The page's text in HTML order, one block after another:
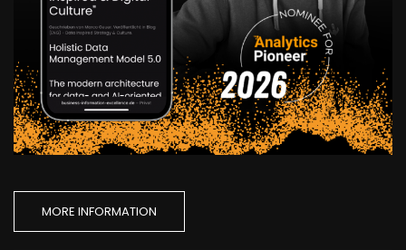
MORE INFORMATION